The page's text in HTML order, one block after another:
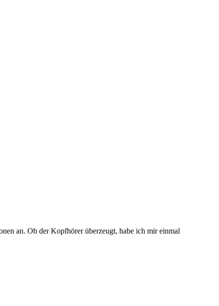
an. Ob der Kopfhörer überzeugt, habe ich mir einmal